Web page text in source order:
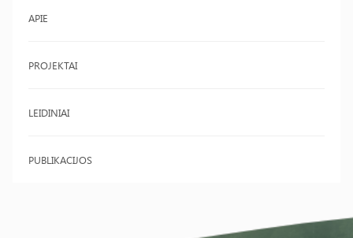
APIE
PROJEKTAI
LEIDINIAI
PUBLIKACIJOS